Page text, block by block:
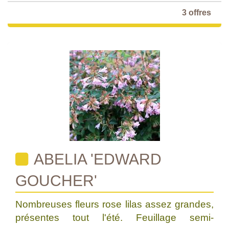
3 offres
ABELIA 'EDWARD
GOUCHER'
Nombreuses fleurs rose lilas assez grandes,
présentes tout l'été. Feuillage semi-